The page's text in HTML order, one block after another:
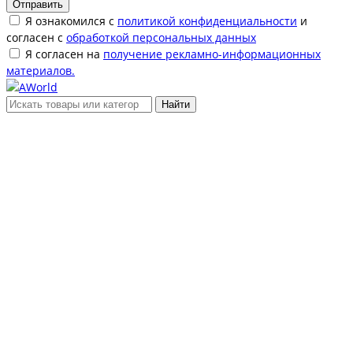
Отправить
Я ознакомился с политикой конфиденциальности и
согласен с обработкой персональных данных
Я согласен на получение рекламно-информационных
материалов.
Найти